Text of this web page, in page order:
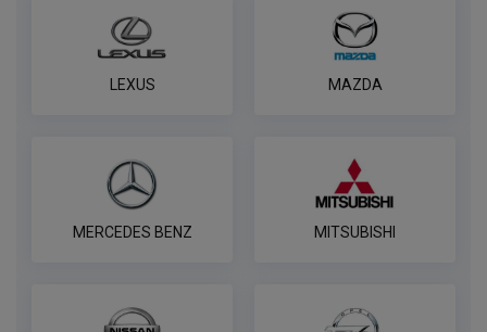
LEXUS MAZDA
MERCEDES BENZ MITSUBISHI